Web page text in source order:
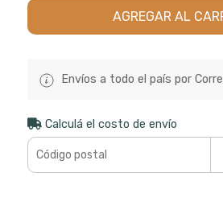
AGREGAR AL
Envíos a todo el país por
Calculá el costo de envío